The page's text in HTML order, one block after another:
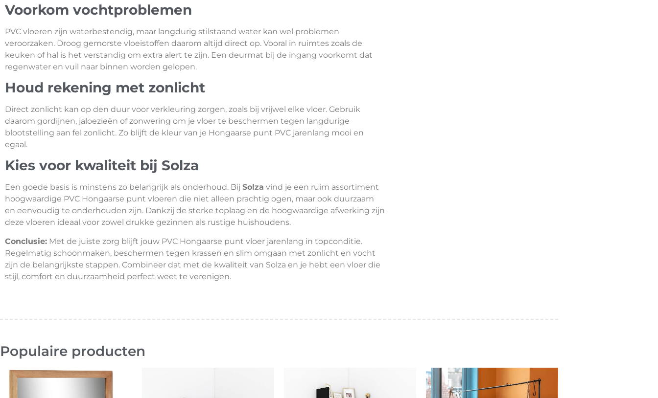
Voorkom vochtproblemen
PVC vloeren zijn waterbestendig, maar langdurig stilstaand water kan wel problemen
veroorzaken. Droog gemorste vloeistoffen daarom altijd direct op. Vooral in ruimtes zoals de
keuken of hal is het verstandig om extra alert te zijn. Een deurmat bij de ingang voorkomt dat
regenwater en vuil naar binnen worden gelopen.
Houd rekening met zonlicht
Direct zonlicht kan op den duur voor verkleuring zorgen, zoals bij vrijwel elke vloer. Gebruik
daarom gordijnen, jaloezieën of zonwering om je vloer te beschermen tegen langdurige
blootstelling aan fel zonlicht. Zo blijft de kleur van je Hongaarse punt PVC jarenlang mooi en
egaal.
Kies voor kwaliteit bij Solza
Een goede basis is minstens zo belangrijk als onderhoud. Bij Solza vind je een ruim assortiment
hoogwaardige PVC Hongaarse punt vloeren die niet alleen prachtig ogen, maar ook duurzaam
en eenvoudig te onderhouden zijn. Dankzij de sterke toplaag en de hoogwaardige afwerking zijn
deze vloeren ideaal voor zowel drukke gezinnen als rustige huishoudens.
Conclusie: Met de juiste zorg blijft jouw PVC Hongaarse punt vloer jarenlang in topconditie.
Regelmatig schoonmaken, beschermen tegen krassen en slim omgaan met zonlicht en vocht
zijn de belangrijkste stappen. Combineer dat met de kwaliteit van Solza en je hebt een vloer die
stijl, comfort en duurzaamheid perfect weet te verenigen.
Populaire producten